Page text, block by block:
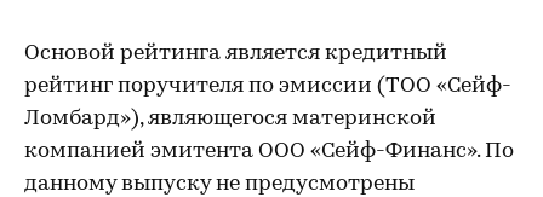
Основой рейтинга является кредитный
рейтинг поручителя по эмиссии (ТОО «Сейф-
Ломбард»), являющегося материнской
компанией эмитента ООО «Сейф-Финанс». По
данному выпуску не предусмотрены